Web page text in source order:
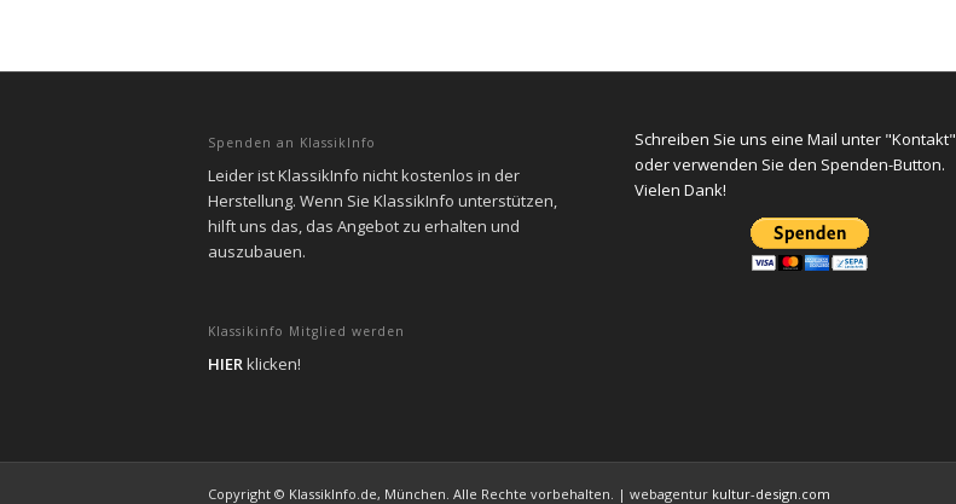
Spenden an KlassikInfo
Leider ist KlassikInfo nicht kostenlos in der
Herstellung. Wenn Sie KlassikInfo unterstützen,
hilft uns das, das Angebot zu erhalten und
auszubauen.
Klassikinfo Mitglied werden
HIERklicken!
Schreiben Sie uns eine Mail unter "Kontakt"
oder verwenden Sie den Spenden-Button.
Vielen Dank!
Copyright © KlassikInfo.de, München. Alle Rechte vorbehalten. | webagentur kultur-design.com